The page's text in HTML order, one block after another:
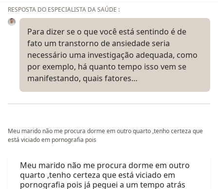
RESPOSTA DO ESPECIALISTA DA SAÚDE :
Para dizer se o que você está sentindo é de
fato um transtorno de ansiedade seria
necessário uma investigação adequada, como
por exemplo, há quanto tempo isso vem se
manifestando, quais fatores…
Meu marido não me procura dorme em outro quarto ,tenho certeza que
está viciado em pornografia pois
Meu marido não me procura dorme em outro
quarto ,tenho certeza que está viciado em
pornografia pois já peguei a um tempo atrás